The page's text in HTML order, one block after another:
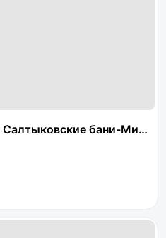
бани-Мир пара